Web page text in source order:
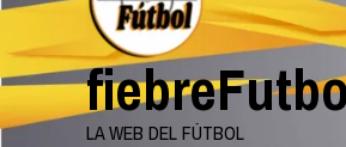
LA WEB DEL FÚTBOL